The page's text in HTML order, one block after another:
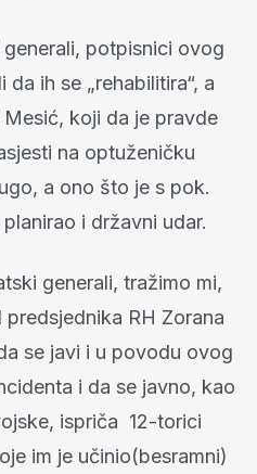
potpisnici ovog
ih se „rehabilitira“, a
koji da je pravde
na optuženičku
a ono što je s pok.
i državni udar.
generali, tražimo mi,
RH Zorana
se javi i u povodu ovog
i da se javno, kao
ispriča 12-torici
im je učinio(besramni)